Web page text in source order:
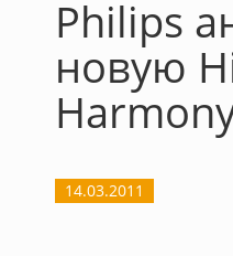
Philips
новую
14.03.2011